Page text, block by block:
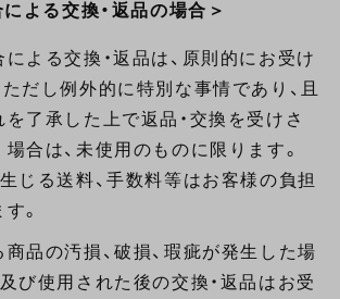
よる交換・返品の場合＞
よる交換・返品は、原則的にお受け
だし例外的に特別な事情であり、且
了承した上で返品・交換を受けさ
合は、未使用のものに限ります。
じる送料、手数料等はお客様の負担
。
品の汚損、破損、瑕疵が発生した場
び使用された後の交換・返品はお受